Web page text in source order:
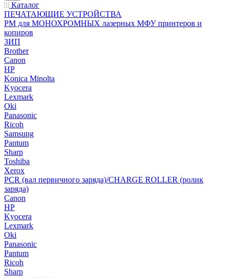
Каталог
ПЕЧАТАЮЩИЕ УСТРОЙСТВА
РМ для МОНОХРОМНЫХ лазерных МФУ принтеров и
копиров
ЗИП
Brother
Canon
HP
Konica Minolta
Kyocera
Lexmark
Oki
Panasonic
Ricoh
Samsung
Pantum
Sharp
Toshiba
Xerox
PCR (вал первичного заряда)/CHARGE ROLLER (ролик
заряда)
Canon
HP
Kyocera
Lexmark
Oki
Panasonic
Pantum
Ricoh
Sharp